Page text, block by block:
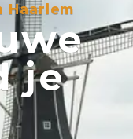
Haarlem
je